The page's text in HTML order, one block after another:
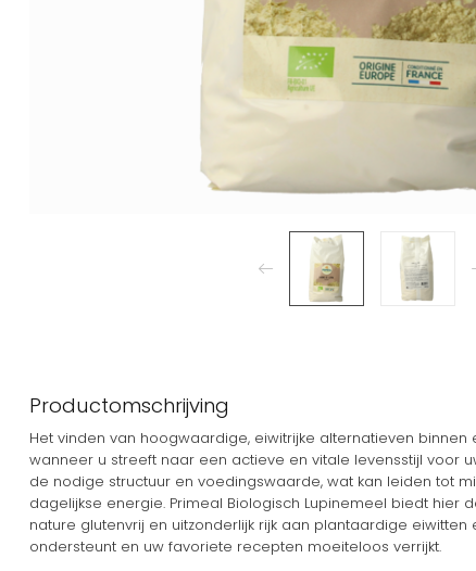
Productomschrijving
Het vinden van hoogwaardige, eiwitrijke alternatieven
wanneer u streeft naar een actieve en vitale levensstijl voor
de nodige structuur en voedingswaarde, wat kan leiden tot
dagelijkse energie. Primeal Biologisch Lupinemeel biedt hier
nature glutenvrij en uitzonderlijk rijk aan plantaardige
ondersteunt en uw favoriete recepten moeiteloos verrijkt.